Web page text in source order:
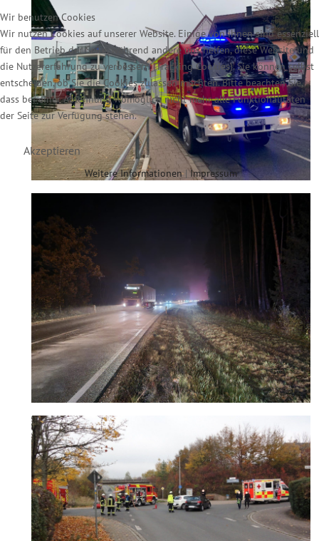
Wir benutzen Cookies
Wir nutzen Cookies auf unserer Website. Einige von ihnen sind essenziell
für den Betrieb der Seite, während andere uns helfen, diese Website und
die Nutzererfahrung zu verbessern (Tracking Cookies). Sie können selbst
entscheiden, ob Sie die Cookies zulassen möchten. Bitte beachten Sie,
dass bei einer Ablehnung womöglich nicht mehr alle Funktionalitäten
der Seite zur Verfügung stehen.
Akzeptieren
Weitere Informationen|Impressum